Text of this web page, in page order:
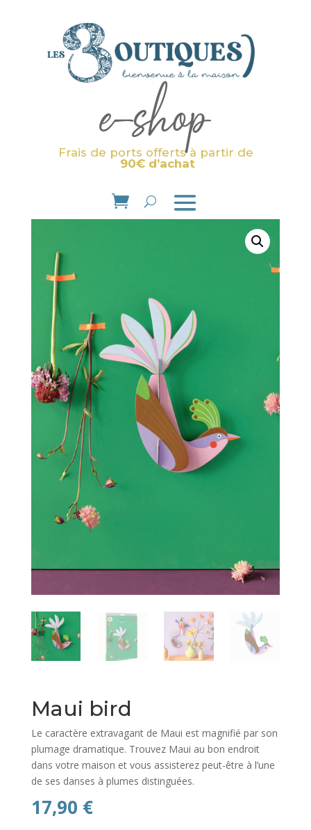
e-shop
Frais de ports offerts à partir de
90€ d’achat
Maui bird
Le caractère extravagant de Maui est magnifié par son
plumage dramatique. Trouvez Maui au bon endroit
dans votre maison et vous assisterez peut-être à l’une
de ses danses à plumes distinguées.
17,90 €